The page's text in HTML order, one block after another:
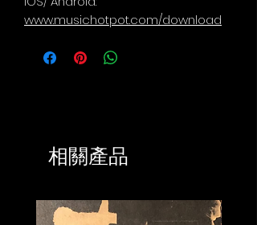
www.musichotpot.com/download
相關產品